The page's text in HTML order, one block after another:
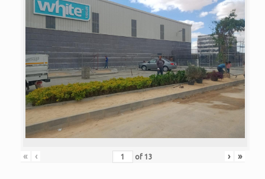
« ‹ of 13 › »